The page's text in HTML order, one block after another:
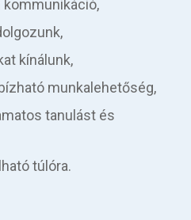
kínálunk,
munkalehetőség,
tanulást és
túlóra.